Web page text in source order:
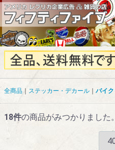
全商品 ステッカー・デカール バイク
18件の商品がみつかりました。